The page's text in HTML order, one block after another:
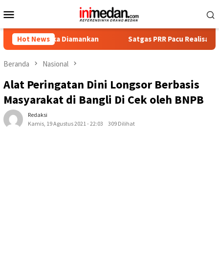
ke
Mobile
Hot News
Diamankan Satgas PRR Pacu Realisasi
Beranda Nasional
Alat Peringatan Dini Longsor Berbasis
Masyarakat di Bangli Di Cek oleh BNPB
Redaksi
Kamis, 19 Agustus 2021 - 22:03
309 Dilihat